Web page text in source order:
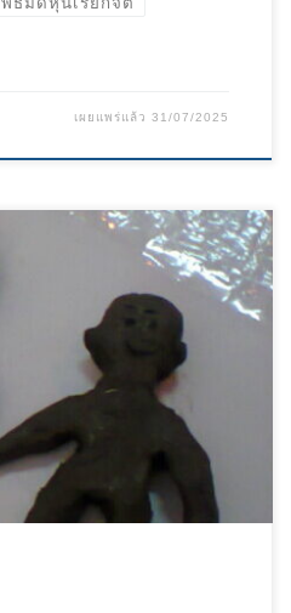
เผยแพร่แล้ว31/07/2025